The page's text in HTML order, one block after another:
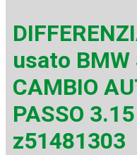
usato BMW
CAMBIO
PASSO
z51481303